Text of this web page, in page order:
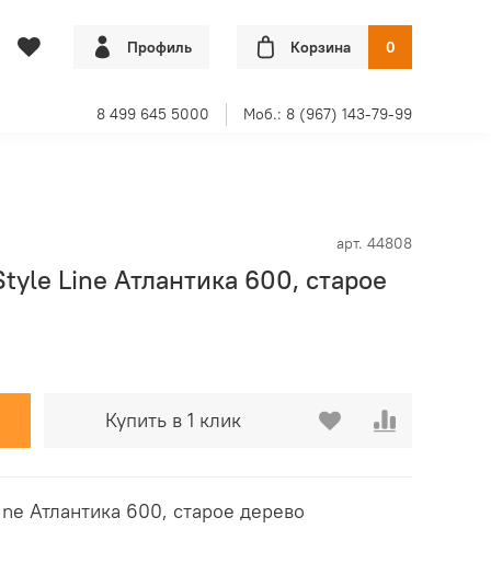
Профиль Корзина 0
8 499 645 5000 Моб.: 8 (967) 143-79-99
арт. 44808
Line Атлантика 600, старое
Купить в 1 клик
Атлантика 600, старое дерево